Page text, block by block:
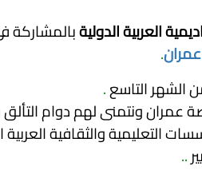
العربية الدوليةبالمشاركة
.
الشهر التاسع.
عمران ونتمنى لهم دوام
والثقافية العربية
..